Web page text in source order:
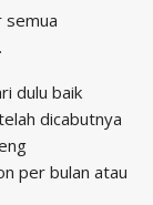
semua
dulu baik
dicabutnya
per bulan atau